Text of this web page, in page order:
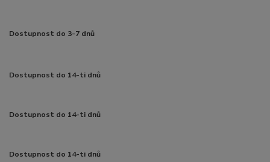
Dostupnost do 3-7 dnů
Dostupnost do 14-ti dnů
Dostupnost do 14-ti dnů
Dostupnost do 14-ti dnů